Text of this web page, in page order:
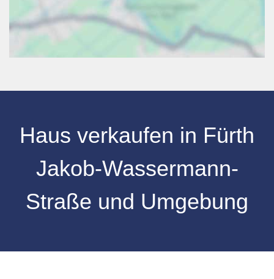
Haus verkaufen in Fürth
Jakob-Wassermann-
Straße und Umgebung